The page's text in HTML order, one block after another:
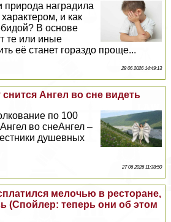
природа наградила
и как
В основе
те или иные
её станет гораздо проще...
28 06 2026 14:49:13
Ангел во сне видеть
по 100
во снеАнгел –
душевных
27 06 2026 11:38:50
мелочью в ресторане,
(Спойлер: теперь они об этом